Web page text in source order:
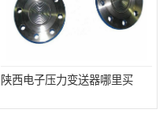
陕西电子压力变送器哪里买